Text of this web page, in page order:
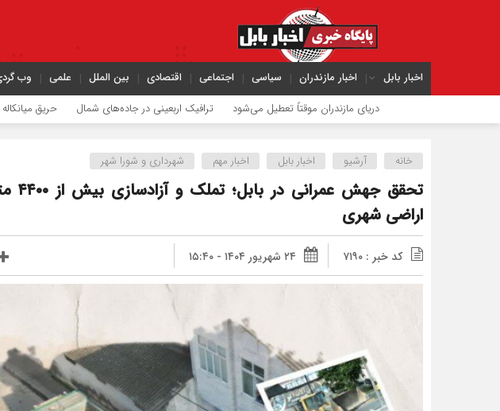
اخبار بابل اخبار مازندران سیاسی اجتماعی اقتصادی بین الملل علمی وب
دریای مازندران موقتاً تعطیل می‌شود ترافیک اربعینی در جاده‌های شمال حریق میانکاله با
خانه آرشیو اخبار بابل اخبار مهم شهرداری و شورا شهر
تحقق
اراضی شهری
کد خبر : ۷۱۹۰ ۲۴ شهریور ۱۴۰۴ - ۱۵:۴۰